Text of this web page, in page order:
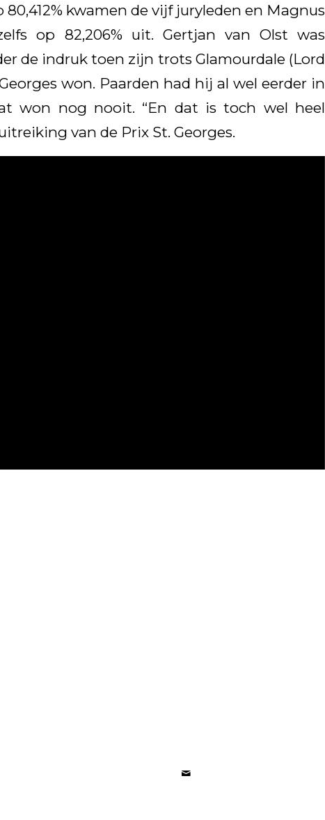
kwamen de vijf juryleden en Magnus
op 82,206% uit. Gertjan van Olst was
de indruk toen zijn trots Glamourdale (Lord
won. Paarden had hij al wel eerder in
won nog nooit. “En dat is toch wel heel
van de Prix St. Georges.